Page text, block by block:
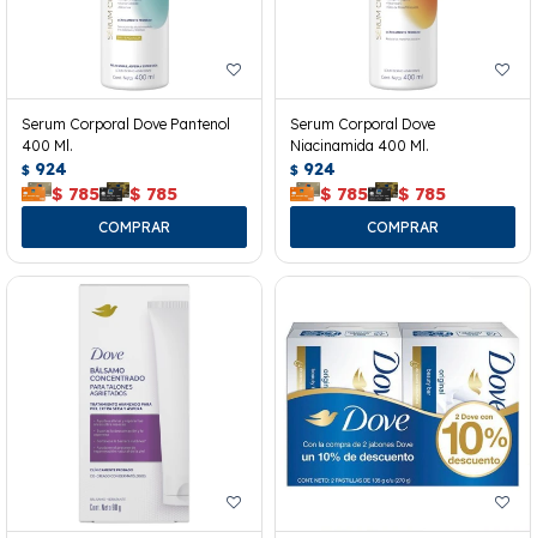
Serum Corporal Dove Pantenol
400 Ml.
$ 924
$ 785 $ 785
Serum Corporal Dove
Niacinamida 400 Ml.
$ 924
$ 785 $ 785